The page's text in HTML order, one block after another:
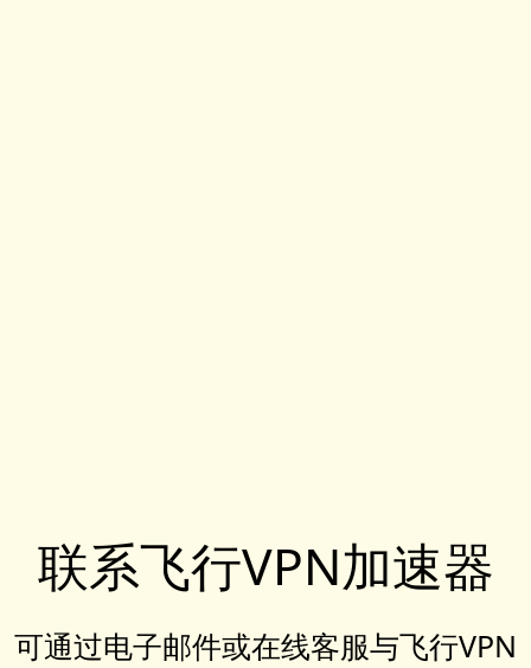
联系飞行VPN加速器
可通过电子邮件或在线客服与飞行VPN